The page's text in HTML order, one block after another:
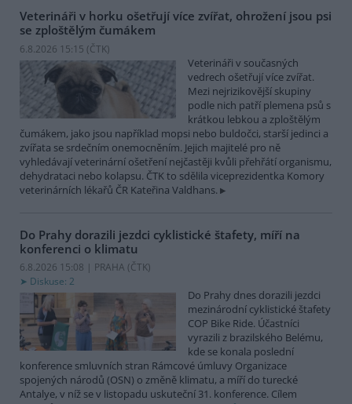
Veterináři v horku ošetřují více zvířat, ohrožení jsou psi
se zploštělým čumákem
6.8.2026 15:15 (ČTK)
Veterináři v současných
vedrech ošetřují více zvířat.
Mezi nejrizikovější skupiny
podle nich patří plemena psů s
krátkou lebkou a zploštělým
čumákem, jako jsou například mopsi nebo buldočci, starší jedinci a
zvířata se srdečním onemocněním. Jejich majitelé pro ně
vyhledávají veterinární ošetření nejčastěji kvůli přehřátí organismu,
dehydrataci nebo kolapsu. ČTK to sdělila viceprezidentka Komory
veterinárních lékařů ČR Kateřina Valdhans.
Do Prahy dorazili jezdci cyklistické štafety, míří na
konferenci o klimatu
6.8.2026 15:08 | PRAHA (ČTK)
Diskuse: 2
Do Prahy dnes dorazili jezdci
mezinárodní cyklistické štafety
COP Bike Ride. Účastníci
vyrazili z brazilského Belému,
kde se konala poslední
konference smluvních stran Rámcové úmluvy Organizace
spojených národů (OSN) o změně klimatu, a míří do turecké
Antalye, v níž se v listopadu uskuteční 31. konference. Cílem